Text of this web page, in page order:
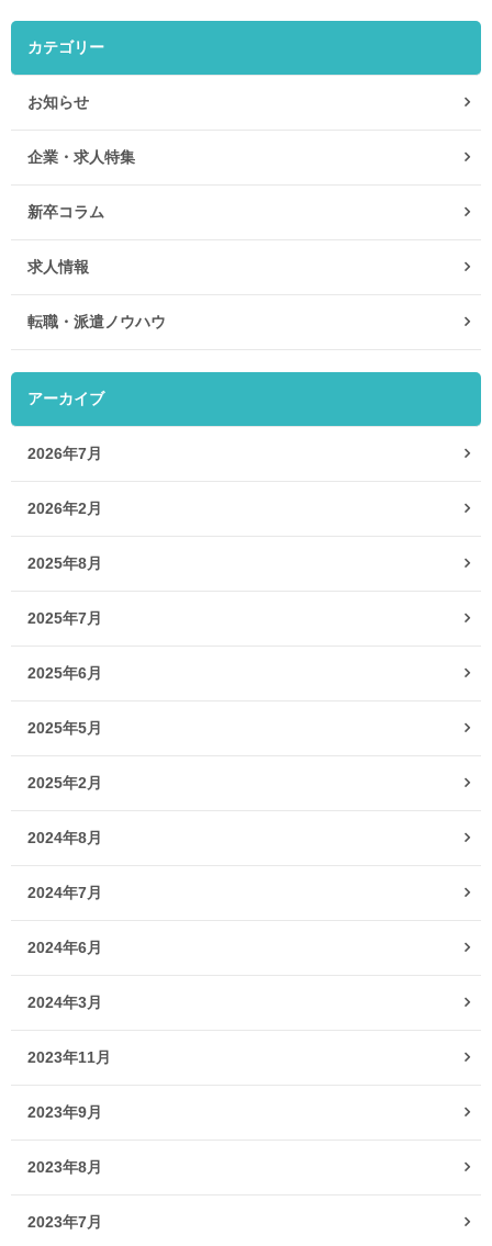
カテゴリー
お知らせ
企業・求人特集
新卒コラム
求人情報
転職・派遣ノウハウ
アーカイブ
2026年7月
2026年2月
2025年8月
2025年7月
2025年6月
2025年5月
2025年2月
2024年8月
2024年7月
2024年6月
2024年3月
2023年11月
2023年9月
2023年8月
2023年7月